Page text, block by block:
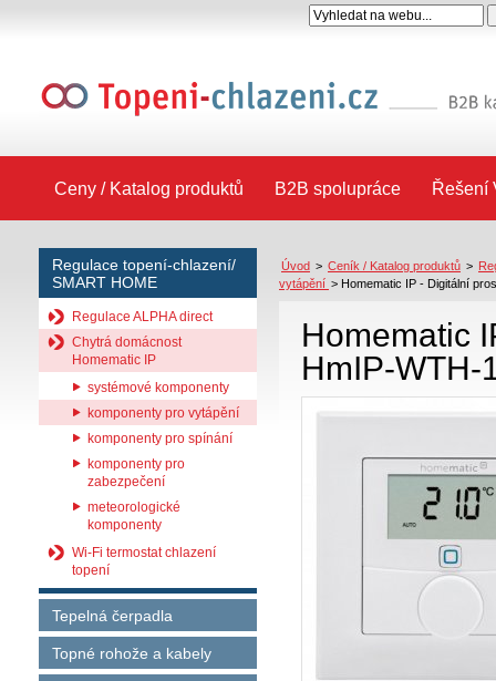
Ceny / Katalog produktů B2B spolupráce Řešení
Regulace topení-chlazení/
SMART HOME
Regulace ALPHA direct
Chytrá domácnost
Homematic IP
systémové komponenty
komponenty pro vytápění
komponenty pro spínání
komponenty pro
zabezpečení
meteorologické
komponenty
Wi-Fi termostat chlazení
topení
Tepelná čerpadla
Topné rohože a kabely
Úvod > Ceník / Katalog produktů >
vytápění > Homematic IP - Digitální
Homematic
HmIP-WTH-